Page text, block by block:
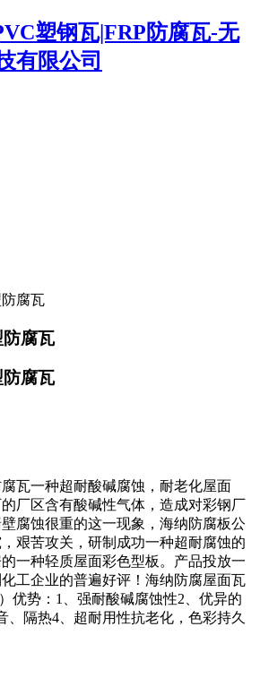
腐瓦
腐瓦
瓦一种超耐酸碱腐蚀，耐老化屋面
厂区含有酸碱性气体，造成对彩钢厂
腐蚀很重的这一现象，海纳防腐板公
艰苦攻关，研制成功一种超耐腐蚀的
一种轻质屋面彩色型板。产品投放一
工企业的普遍好评！海纳防腐屋面瓦
优势：1、强耐酸碱腐蚀性2、优异的
、隔热4、超耐用性抗老化，色彩持久